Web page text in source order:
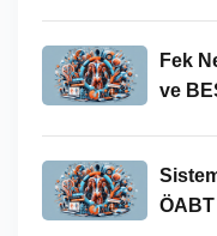
Fek
ve